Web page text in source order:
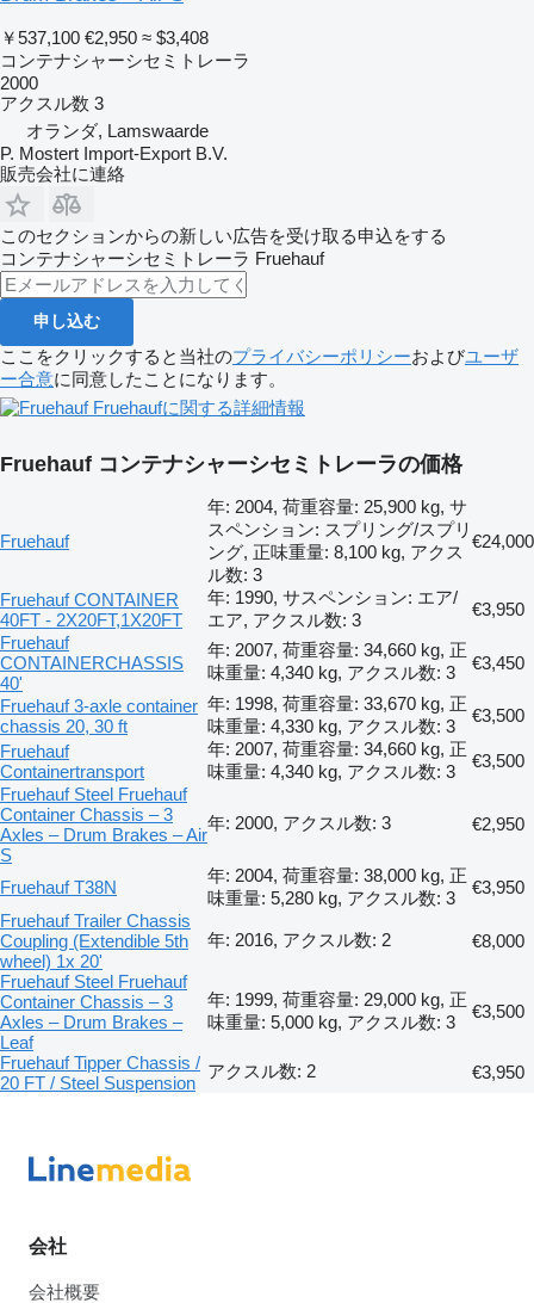
￥537,100 €2,950 ≈ $3,408
コンテナシャーシセミトレーラ
2000
アクスル数 3
オランダ, Lamswaarde
P. Mostert Import-Export B.V.
販売会社に連絡
このセクションからの新しい広告を受け取る申込をする
コンテナシャーシセミトレーラ Fruehauf
申し込む
ここをクリックすると当社のプライバシーポリシーおよびユーザ
ー合意に同意したことになります。
Fruehaufに関する詳細情報
Fruehauf コンテナシャーシセミトレーラの価格
Fruehauf
年: 2004, 荷重容量: 25,900 kg, サ
スペンション: スプリング/スプリ
ング, 正味重量: 8,100 kg, アクス
ル数: 3
€24,000
Fruehauf CONTAINER
40FT - 2X20FT,1X20FT
年: 1990, サスペンション: エア/
エア, アクスル数: 3
€3,950
Fruehauf
CONTAINERCHASSIS
40'
年: 2007, 荷重容量: 34,660 kg, 正
味重量: 4,340 kg, アクスル数: 3
€3,450
Fruehauf 3-axle container
chassis 20, 30 ft
年: 1998, 荷重容量: 33,670 kg, 正
味重量: 4,330 kg, アクスル数: 3
€3,500
Fruehauf
Containertransport
年: 2007, 荷重容量: 34,660 kg, 正
味重量: 4,340 kg, アクスル数: 3
€3,500
Fruehauf Steel Fruehauf
Container Chassis – 3
Axles – Drum Brakes – Air
S
年: 2000, アクスル数: 3 €2,950
Fruehauf T38N
年: 2004, 荷重容量: 38,000 kg, 正
味重量: 5,280 kg, アクスル数: 3
€3,950
Fruehauf Trailer Chassis
Coupling (Extendible 5th
wheel) 1x 20'
年: 2016, アクスル数: 2
€8,000
Fruehauf Steel Fruehauf
Container Chassis – 3
Axles – Drum Brakes –
Leaf
年: 1999, 荷重容量: 29,000 kg, 正
味重量: 5,000 kg, アクスル数: 3
€3,500
Fruehauf Tipper Chassis /
20 FT / Steel Suspension
アクスル数: 2 €3,950
会社
会社概要